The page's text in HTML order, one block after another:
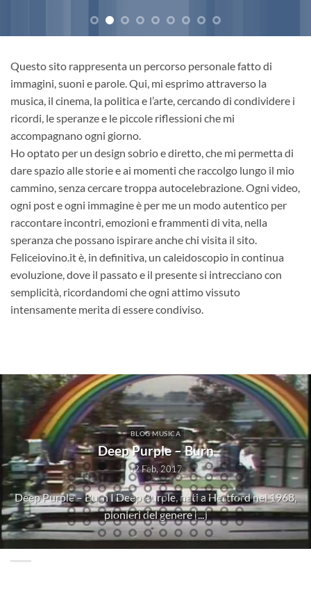
Questo sito rappresenta un percorso personale fatto di
immagini, suoni e parole. Qui, mi esprimo attraverso la
musica, il cinema, la politica e l’arte, cercando di condividere i
ricordi, le speranze e le piccole riflessioni che mi
accompagnano ogni giorno.
Ho optato per un design sobrio e diretto, che mi permetta di
dare spazio alle storie e ai momenti che raccolgo lungo il mio
cammino, senza cercare troppa autocelebrazione. Ogni video,
ogni post e ogni immagine è per me un modo autentico per
raccontare incontri, emozioni e frammenti di vita, nella
speranza che possano ispirare anche chi visita il sito.
Feliceiovino.it è, in definitiva, un caleidoscopio in continua
evoluzione, dove il passato e il presente si intrecciano con
semplicità, ricordandomi che ogni attimo vissuto
intensamente merita di essere condiviso.
Shalabayeva, Di Battista (M5s): ”La questione non è
chiusa, Alfano si dimetta”
31 Dic, 2013
”Siamo contenti del rientro in Italia ma vogliamo capire se l’Eni
c’entra con l’espulsione”. Così [...]